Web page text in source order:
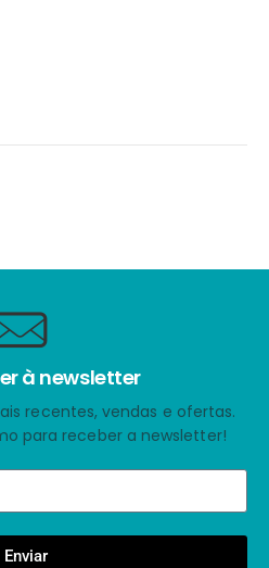
à newsletter
recentes, vendas e ofertas.
para receber a newsletter!
Enviar